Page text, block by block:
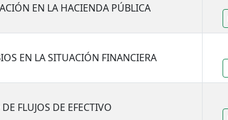
EN LA HACIENDA PÚBLICA
EN LA SITUACIÓN FINANCIERA
FLUJOS DE EFECTIVO